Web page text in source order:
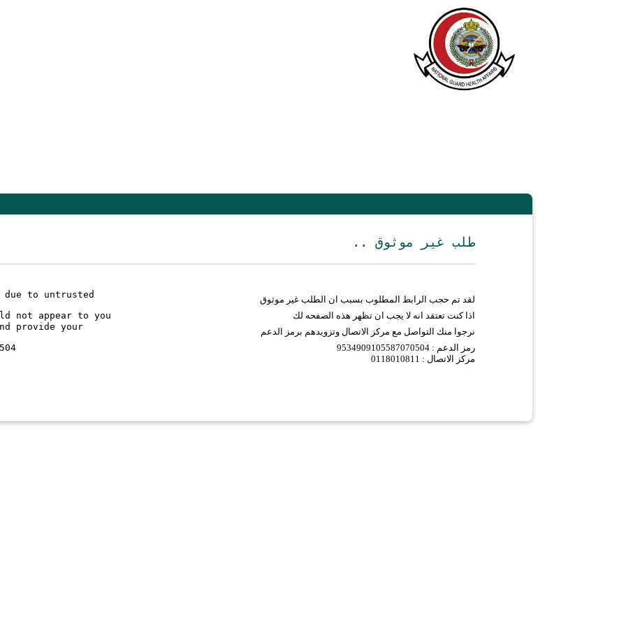
.. طلب غير موثوق
due to untrusted
لقد تم حجب الرابط المطلوب بسبب ان الطلب غير موثوق
not appear to you
اذا كنت تعتقد انه لا يجب ان تظهر هذه الصفحه لك
provide your
نرجوا منك التواصل مع مركز الاتصال وتزويدهم برمز الدعم
9534909105587070504 : رمز الدعم
مركز الاتصال : 0118010811